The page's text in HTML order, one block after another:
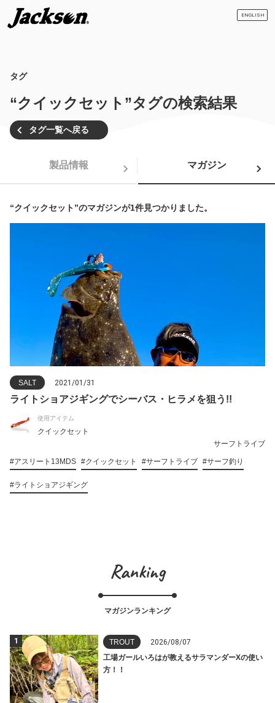
ENGLISH
タグ
“クイックセット”タグの検索結果
タグ一覧へ戻る
製品情報 マガジン
“クイックセット”のマガジンが1件見つかりました。
SALT 2021/01/31
ライトショアジギングでシーバス・ヒラメを狙う!!
使用アイテム
クイックセット
サーフトライブ
#アスリート13MDS #クイックセット #サーフトライブ #サーフ釣り
#ライトショアジギング
Ranking
マガジンランキング
1 TROUT
2026/08/07
工場ガールいろはが教えるサラマンダーXの使い
方！！